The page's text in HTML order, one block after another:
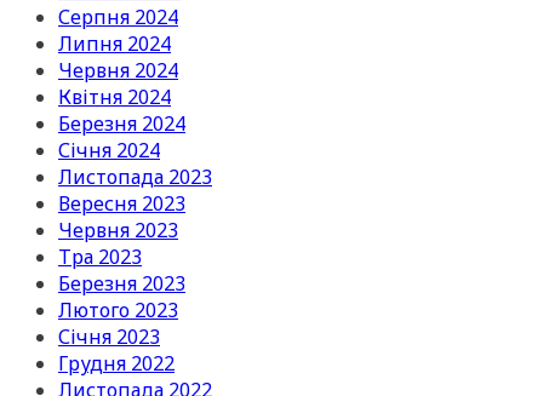
Серпня 2024
Липня 2024
Червня 2024
Квітня 2024
Березня 2024
Січня 2024
Листопада 2023
Вересня 2023
Червня 2023
Тра 2023
Березня 2023
Лютого 2023
Січня 2023
Грудня 2022
Листопада 2022